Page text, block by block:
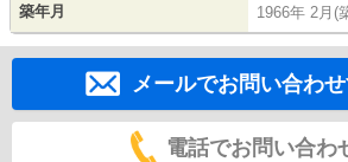
築年月 1966年 2月(
メールでお問い合わ
電話でお問い合わ